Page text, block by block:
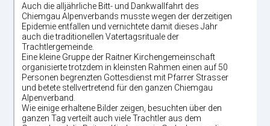
Auch die alljährliche Bitt- und Dankwallfahrt des
Chiemgau Alpenverbands musste wegen der derzeitigen
Epidemie entfallen und vernichtete damit dieses Jahr
auch die traditionellen Vatertagsrituale der
Trachtlergemeinde.
Eine kleine Gruppe der Raitner Kirchengemeinschaft
organisierte trotzdem in kleinsten Rahmen einen auf 50
Personen begrenzten Gottesdienst mit Pfarrer Strasser
und betete stellvertretend für den ganzen Chiemgau
Alpenverband.
Wie einige erhaltene Bilder zeigen, besuchten über den
ganzen Tag verteilt auch viele Trachtler aus dem